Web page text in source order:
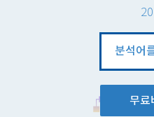
석
창
무료